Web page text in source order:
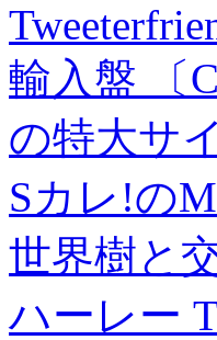
輸入盤 〔
の特大サ
Sカレ!の
世界樹と
ハーレー